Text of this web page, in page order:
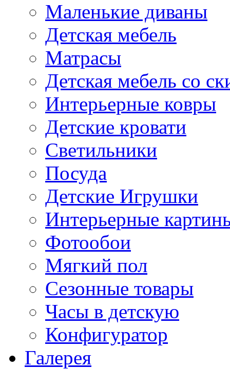
Маленькие диваны
Детская мебель
Матрасы
Детская мебель со
Интерьерные ковры
Детские кровати
Светильники
Посуда
Детские Игрушки
Интерьерные
Фотообои
Мягкий пол
Сезонные товары
Часы в детскую
Конфигуратор
Галерея